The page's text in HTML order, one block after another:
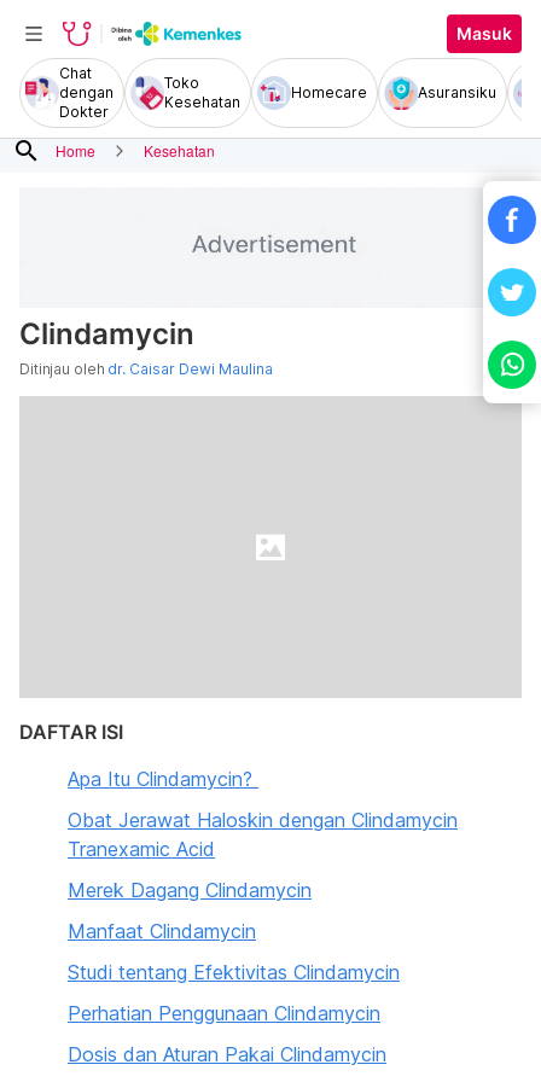
Masuk
Chat
dengan
Dokter
Toko
Kesehatan
Homecare Asuransiku
search Home Kesehatan
Clindamycin
Ditinjau oleh dr. Caisar Dewi Maulina
DAFTAR ISI
Apa Itu Clindamycin?
Obat Jerawat Haloskin dengan Clindamycin
Tranexamic Acid
Merek Dagang Clindamycin
Manfaat Clindamycin
Studi tentang Efektivitas Clindamycin
Perhatian Penggunaan Clindamycin
Dosis dan Aturan Pakai Clindamycin